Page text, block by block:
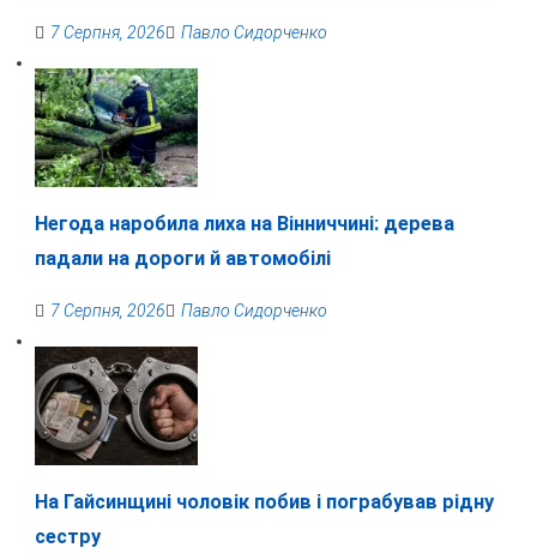
7 Серпня, 2026 Павло Сидорченко
Негода наробила лиха на Вінниччині: дерева
падали на дороги й автомобілі
7 Серпня, 2026 Павло Сидорченко
На Гайсинщині чоловік побив і пограбував рідну
сестру